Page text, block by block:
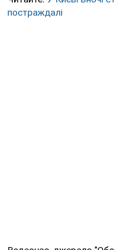
постраждалі